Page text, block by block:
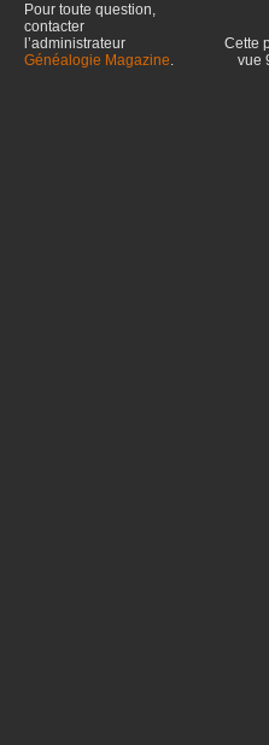
Pour toute question,
contacter
l’administrateur
Généalogie Magazine.
Cette
vue